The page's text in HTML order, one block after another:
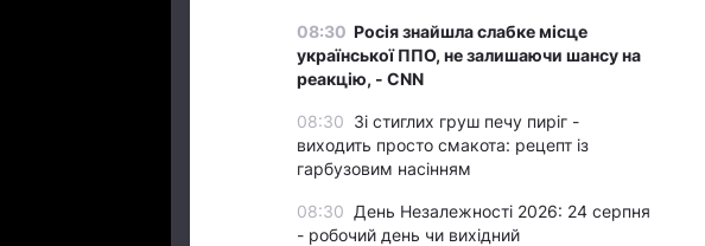
08:30 Росія знайшла слабке місце
української ППО, не залишаючи шансу на
реакцію, - CNN
08:30 Зі стиглих груш печу пиріг -
виходить просто смакота: рецепт із
гарбузовим насінням
08:30 День Незалежності 2026: 24 серпня
- робочий день чи вихідний